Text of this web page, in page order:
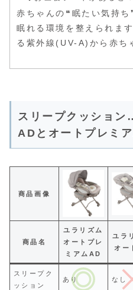
赤ちゃんの❝眠たい気持
眠れる環境を整えられま
る紫外線(UV-A)から赤ち
スリープクッショ
ADとオートプレミ
商品画像
商品名
ユラリズム
オートプレ
ミアムAD
ユラ
オー
スリープク
ッション
あり なし